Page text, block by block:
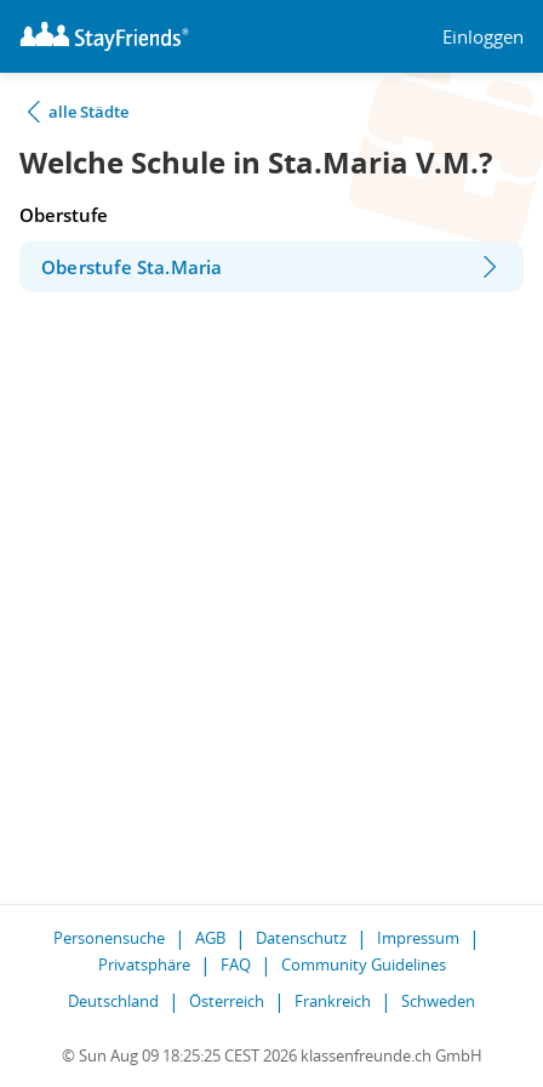
Einloggen
alle Städte
Welche Schule in Sta.Maria V.M.?
Oberstufe
Oberstufe Sta.Maria
Personensuche AGB Datenschutz
Impressum
Privatsphäre
FAQ
Community Guidelines
Deutschland
Österreich Frankreich Schweden
© Sun Aug 09 18:25:25 CEST 2026 klassenfreunde.ch GmbH